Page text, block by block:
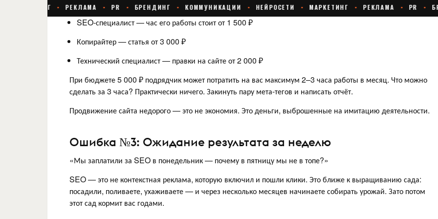
SEO-специалист — час его работы стоит от 1 500 ₽
Копирайтер — статья от 3 000 ₽
Технический специалист — правки на сайте от 2 000 ₽
При бюджете 5 000 ₽ подрядчик может потратить на вас максимум 2–3 часа работы в месяц. Что можно
сделать за 3 часа? Практически ничего. Закинуть пару мета-тегов и написать отчёт.
Продвижение сайта недорого — это не экономия. Это деньги, выброшенные на имитацию деятельности.
Ошибка №3: Ожидание результата за неделю
«Мы заплатили за SEO в понедельник — почему в пятницу мы не в топе?»
SEO — это не контекстная реклама, которую включил и пошли клики. Это ближе к выращиванию сада:
посадили, поливаете, ухаживаете — и через несколько месяцев начинаете собирать урожай. Зато потом
этот сад кормит вас годами.